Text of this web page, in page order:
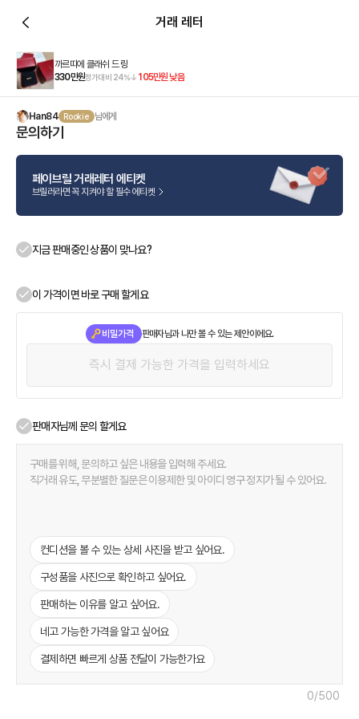
거래 레터
까르띠에 클래쉬 드 링
330만원정가대비 24% 105만원낮음
Han84 Rookie 님에게
문의하기
페이브릴 거래레터 에티켓
브릴러라면 꼭 지켜야 할 필수 에티켓
지금 판매중인 상품이 맞나요?
이 가격이면 바로 구매 할게요
비밀가격 판매자님과 나만 볼 수 있는 제안이에요.
판매자님께 문의 할게요
0/500
컨디션을 볼 수 있는 상세 사진을 받고 싶어요.
구성품을 사진으로 확인하고 싶어요.
판매하는 이유를 알고 싶어요.
네고 가능한 가격을 알고 싶어요
결제하면 빠르게 상품 전달이 가능한가요